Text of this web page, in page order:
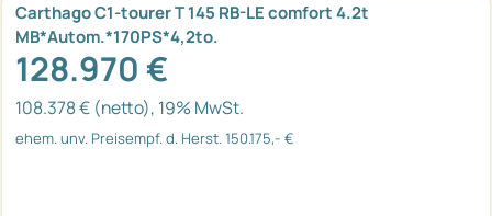
Carthago C1-tourer T 145 RB-LE comfort 4.2t
MB*Autom.*170PS*4,2to.
128.970 €
108.378 € (netto), 19% MwSt.
ehem. unv. Preisempf. d. Herst. 150.175,- €